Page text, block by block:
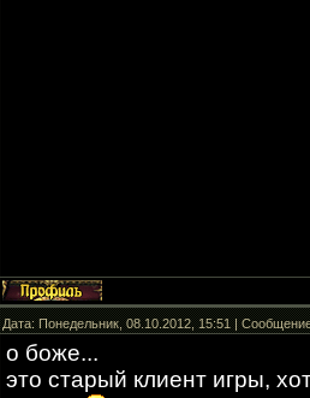
Дата: Понедельник, 08.10.2012, 15:51 |
о боже...
это старый клиент игры,